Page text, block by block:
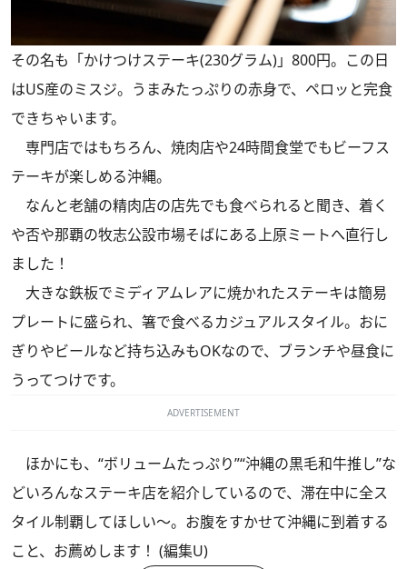
その名も「かけつけステーキ(230グラム)」800円。この日
はUS産のミスジ。うまみたっぷりの赤身で、ペロッと完食
できちゃいます。
専門店ではもちろん、焼肉店や24時間食堂でもビーフス
テーキが楽しめる沖縄。
なんと老舗の精肉店の店先でも食べられると聞き、着く
や否や那覇の牧志公設市場そばにある上原ミートへ直行し
ました！
大きな鉄板でミディアムレアに焼かれたステーキは簡易
プレートに盛られ、箸で食べるカジュアルスタイル。おに
ぎりやビールなど持ち込みもOKなので、ブランチや昼食に
うってつけです。
ADVERTISEMENT
ほかにも、“ボリュームたっぷり”“沖縄の黒毛和牛推し”な
どいろんなステーキ店を紹介しているので、滞在中に全ス
タイル制覇してほしい～。お腹をすかせて沖縄に到着する
こと、お薦めします！ (編集U)